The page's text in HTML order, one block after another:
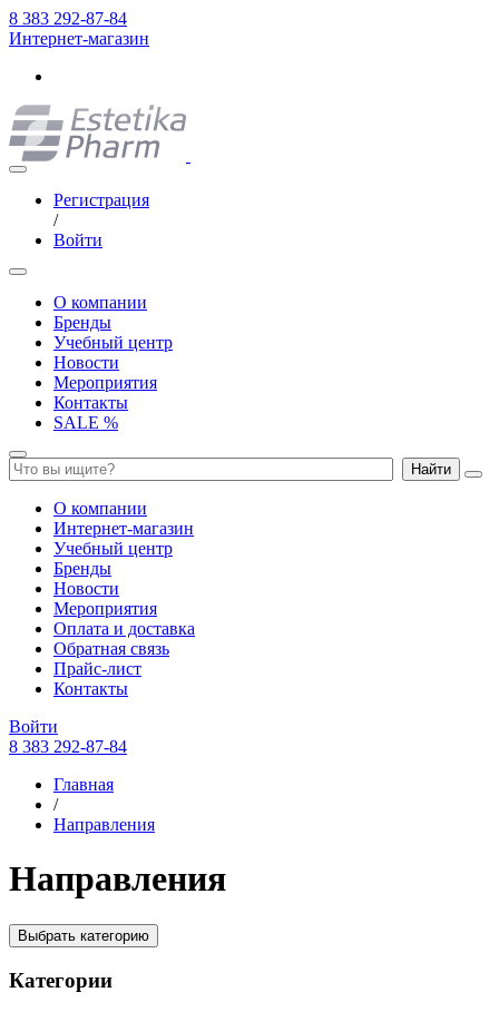
8 383 292-87-84
Интернет-магазин
Регистрация
/
Войти
О компании
Бренды
Учебный центр
Новости
Мероприятия
Контакты
SALE %
Найти
О компании
Интернет-магазин
Учебный центр
Бренды
Новости
Мероприятия
Оплата и доставка
Обратная связь
Прайс-лист
Контакты
Войти
8 383 292-87-84
Главная
/
Направления
Направления
Выбрать категорию
Категории